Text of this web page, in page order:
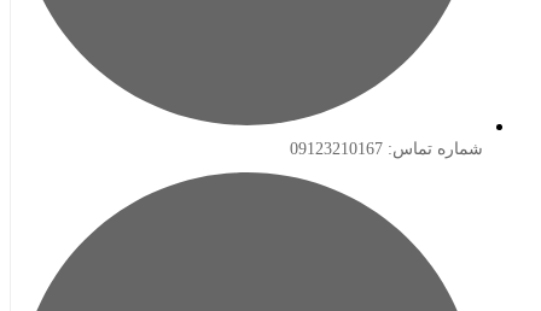
تماس: 09123210167